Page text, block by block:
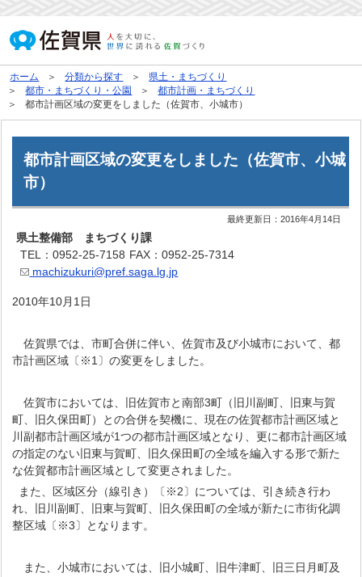
ホーム 分類から探す
県土・まちづくり
都市・まちづくり・公園
都市計画・まちづくり
都市計画区域の変更をしました（佐賀市、小城市）
都市計画区域の変更をしました（佐賀市、小城
市）
最終更新日：2016年4月14日
県土整備部 まちづくり課
TEL：0952-25-7158 FAX：0952-25-7314
machizukuri@pref.saga.lg.jp
2010年10月1日
佐賀県では、市町合併に伴い、佐賀市及び小城市において、都
市計画区域〔※1〕の変更をしました。
佐賀市においては、旧佐賀市と南部3町（旧川副町、旧東与賀
町、旧久保田町）との合併を契機に、現在の佐賀都市計画区域と
川副都市計画区域が1つの都市計画区域となり、更に都市計画区域
の指定のない旧東与賀町、旧久保田町の全域を編入する形で新た
な佐賀都市計画区域として変更されました。
また、区域区分（線引き）〔※2〕については、引き続き行わ
れ、旧川副町、旧東与賀町、旧久保田町の全域が新たに市街化調
整区域〔※3〕となります。
また、小城市においては、旧小城町、旧牛津町、旧三日月町及